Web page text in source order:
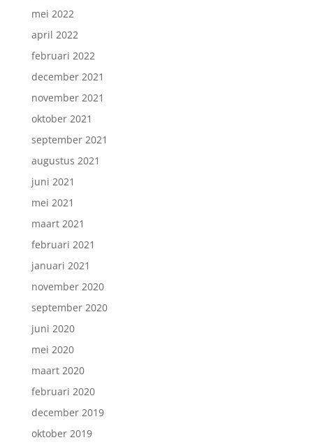
mei 2022
april 2022
februari 2022
december 2021
november 2021
oktober 2021
september 2021
augustus 2021
juni 2021
mei 2021
maart 2021
februari 2021
januari 2021
november 2020
september 2020
juni 2020
mei 2020
maart 2020
februari 2020
december 2019
oktober 2019